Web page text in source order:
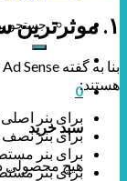
جستجو
0
سبد خرید
هیچ محصولی
۱. موثرترین سایز بنر را انتخاب کنید
هستند:
برای بنر اصلی: ۹۰×۷۸۰
برای بنر نصف صفحه:
برای بنر مستطیلی
برای بنر مستطیلی